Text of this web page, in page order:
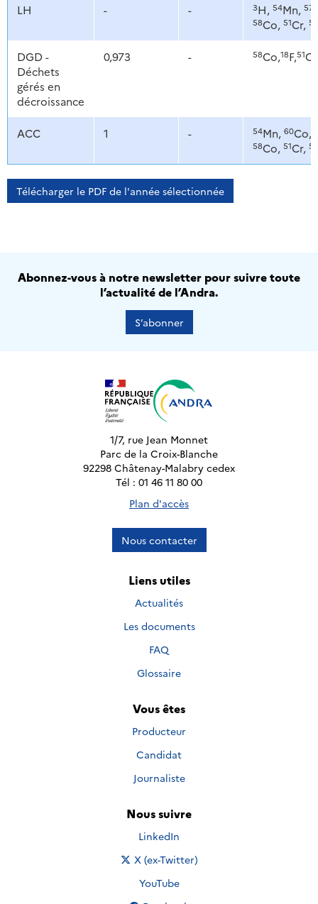
LH - - 3H, 54Mn, 57
58Co, 51Cr, 56
DGD -
Déchets
gérés en
décroissance
0,973 - 58Co,18F,51
ACC 1 - 54Mn, 60Co,
58Co, 51Cr, 56
Télécharger le PDF de l'année sélectionnée
Abonnez-vous à notre newsletter pour suivre toute
l’actualité de l’Andra.
S’abonner
1/7, rue Jean Monnet
Parc de la Croix-Blanche
92298 Châtenay-Malabry cedex
Tél : 01 46 11 80 00
Plan d'accès
Nous contacter
Liens utiles
Actualités
Les documents
FAQ
Glossaire
Vous êtes
Producteur
Candidat
Journaliste
Nous suivre
Nous suivre sur
LinkedIn
Nous suivre sur
X (ex-Twitter)
Nous suivre sur
YouTube